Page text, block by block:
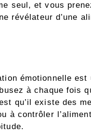
seul, et vous
révélateur d’une
émotionnelle est
à chaque fois
qu’il existe des
à contrôler